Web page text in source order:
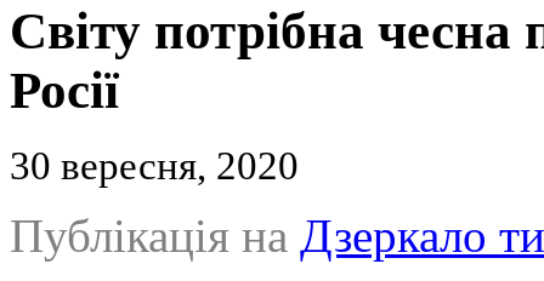
Світу потрібна
Росії
30 вересня, 2020
Публікація на Дзеркало